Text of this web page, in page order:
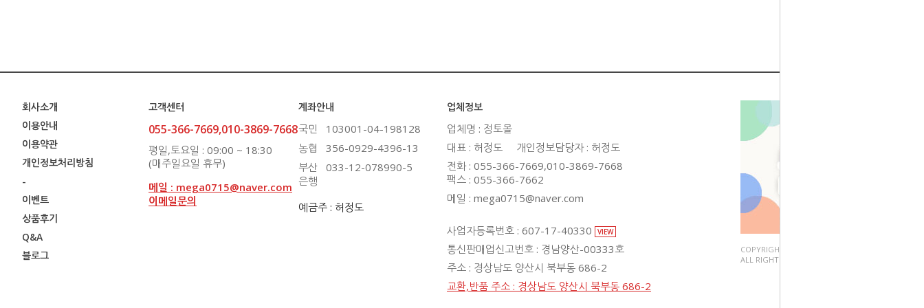
회사소개
이용안내
이용약관
개인정보처리방침
-
이벤트
상품후기
Q&A
블로그
고객센터
055-366-7669,010-3869-7668
평일,토요일 : 09:00 ~ 18:30
(매주일요일 휴무)
메일 : mega0715@naver.com
이메일문의
계좌안내
국민
103001-04-198128
농협
356-0929-4396-13
부산
은행
033-12-078990-5
예금주 : 허정도
업체정보
업체명 : 정토몰
대표 : 허정도
개인정보담당자 : 허정도
전화 : 055-366-7669,010-3869-7668
팩스 : 055-366-7662
메일 : mega0715@naver.com
사업자등록번호 : 607-17-40330 VIEW
통신판매업신고번호 : 경남양산-00333호
주소 : 경상남도 양산시 북부동 686-2
교환,반품 주소 : 경상남도 양산시 북부동 686-2
COPYRIGHT(C).
ALL RIGHT RESERVED.